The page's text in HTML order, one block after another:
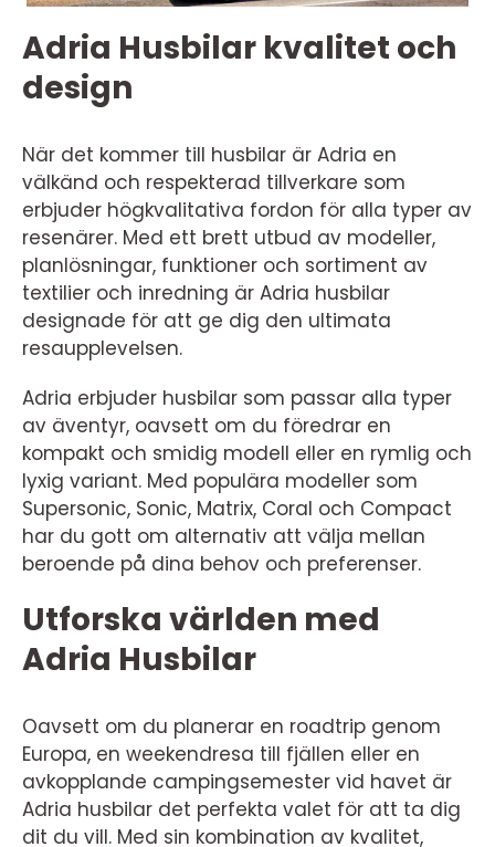
Adria Husbilar kvalitet och
design
När det kommer till husbilar är Adria en
välkänd och respekterad tillverkare som
erbjuder högkvalitativa fordon för alla typer av
resenärer. Med ett brett utbud av modeller,
planlösningar, funktioner och sortiment av
textilier och inredning är Adria husbilar
designade för att ge dig den ultimata
resaupplevelsen.
Adria erbjuder husbilar som passar alla typer
av äventyr, oavsett om du föredrar en
kompakt och smidig modell eller en rymlig och
lyxig variant. Med populära modeller som
Supersonic, Sonic, Matrix, Coral och Compact
har du gott om alternativ att välja mellan
beroende på dina behov och preferenser.
Utforska världen med
Adria Husbilar
Oavsett om du planerar en roadtrip genom
Europa, en weekendresa till fjällen eller en
avkopplande campingsemester vid havet är
Adria husbilar det perfekta valet för att ta dig
dit du vill. Med sin kombination av kvalitet,